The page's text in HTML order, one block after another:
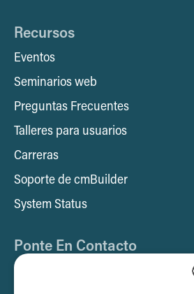
Recursos
Eventos
Seminarios web
Preguntas Frecuentes
Talleres para usuarios
Carreras
Soporte de cmBuilder
System Status
Ponte En Contacto
Póngase en contacto con nosotros